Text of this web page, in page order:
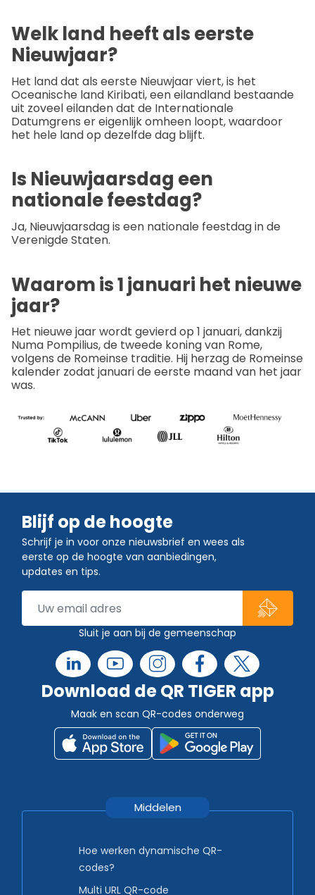
Welk land heeft als eerste
Nieuwjaar?
Het land dat als eerste Nieuwjaar viert, is het
Oceanische land Kiribati, een eilandland bestaande
uit zoveel eilanden dat de Internationale
Datumgrens er eigenlijk omheen loopt, waardoor
het hele land op dezelfde dag blijft.
Is Nieuwjaarsdag een
nationale feestdag?
Ja, Nieuwjaarsdag is een nationale feestdag in de
Verenigde Staten.
Waarom is 1 januari het nieuwe
jaar?
Het nieuwe jaar wordt gevierd op 1 januari, dankzij
Numa Pompilius, de tweede koning van Rome,
volgens de Romeinse traditie. Hij herzag de Romeinse
kalender zodat januari de eerste maand van het jaar
was.
Blijf op de hoogte
Schrijf je in voor onze nieuwsbrief en wees als
eerste op de hoogte van aanbiedingen,
updates en tips.
Sluit je aan bij de gemeenschap
Download de QR TIGER app
Maak en scan QR-codes onderweg
Middelen
Hoe werken dynamische QR-
codes?
Multi URL QR-code